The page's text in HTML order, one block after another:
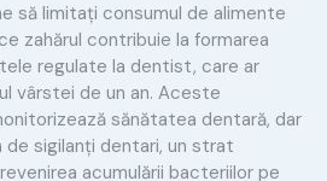
să limitați consumul de alimente
zahărul contribuie la formarea
regulate la dentist, care ar
vârstei de un an. Aceste
sănătatea dentară, dar
sigilanți dentari, un strat
acumulării bacteriilor pe